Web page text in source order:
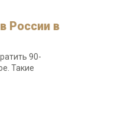
России в
90-
Такие